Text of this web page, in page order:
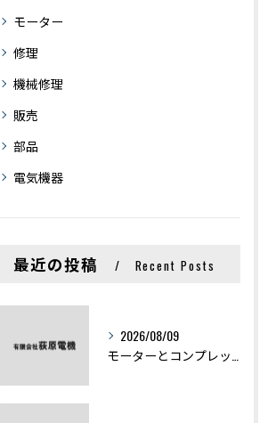
モーター
修理
機械修理
販売
部品
電気機器
最近の投稿 Recent Posts
2026/08/09